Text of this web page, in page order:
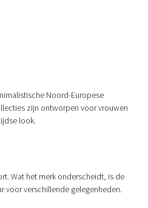
Noord-Europese
zijn ontworpen voor vrouwen
look.
Wat het merk onderscheidt, is de
voor verschillende gelegenheden.